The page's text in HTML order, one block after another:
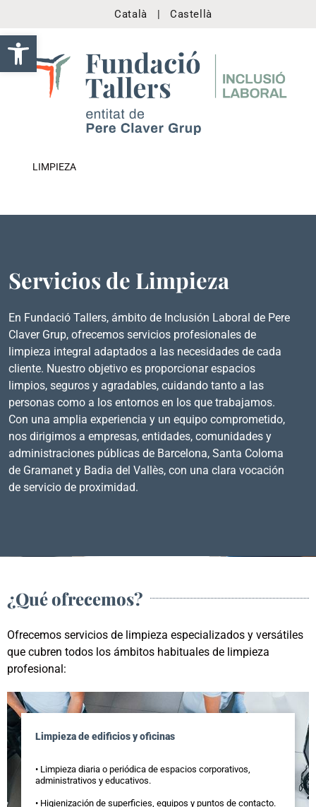
Abrir barra de herramientas
Català | Castellà
LIMPIEZA
Servicios de Limpieza
En Fundació Tallers, ámbito de Inclusión Laboral de Pere
Claver Grup, ofrecemos servicios profesionales de
limpieza integral adaptados a las necesidades de cada
cliente. Nuestro objetivo es proporcionar espacios
limpios, seguros y agradables, cuidando tanto a las
personas como a los entornos en los que trabajamos.
Con una amplia experiencia y un equipo comprometido,
nos dirigimos a empresas, entidades, comunidades y
administraciones públicas de Barcelona, ​​Santa Coloma
de Gramanet y Badia del Vallès, con una clara vocación
de servicio de proximidad.
¿Qué ofrecemos?
Ofrecemos servicios de limpieza especializados y versátiles
que cubren todos los ámbitos habituales de limpieza
profesional:
Limpieza de edificios y oficinas
• Limpieza diaria o periódica de espacios corporativos,
administrativos y educativos.
• Higienización de superficies, equipos y puntos de contacto.